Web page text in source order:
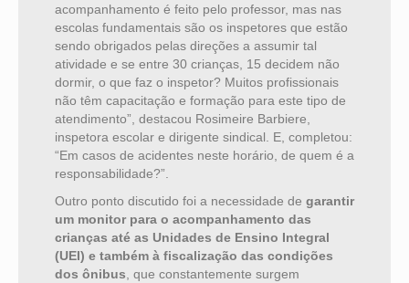
acompanhamento é feito pelo professor, mas nas
escolas fundamentais são os inspetores que estão
sendo obrigados pelas direções a assumir tal
atividade e se entre 30 crianças, 15 decidem não
dormir, o que faz o inspetor? Muitos profissionais
não têm capacitação e formação para este tipo de
atendimento”, destacou Rosimeire Barbiere,
inspetora escolar e dirigente sindical. E, completou:
“Em casos de acidentes neste horário, de quem é a
responsabilidade?”.
Outro ponto discutido foi a necessidade de garantir
um monitor para o acompanhamento das
crianças até as Unidades de Ensino Integral
(UEI) e também à fiscalização das condições
dos ônibus que constantemente surgem